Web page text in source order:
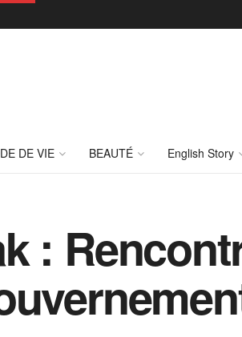
DE VIE BEAUTÉ English Story
: